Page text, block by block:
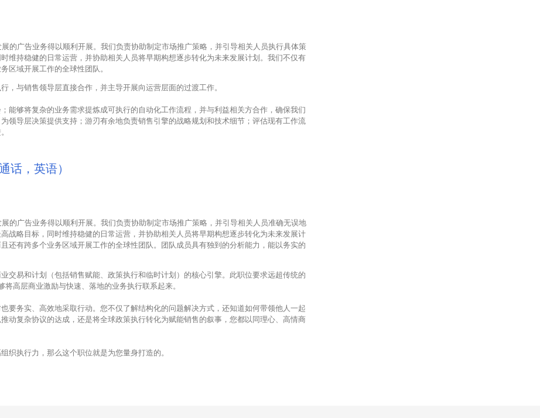
的广告业务得以顺利开展。我们负责协助制定市场推广策略，并引导相关人员执行具体策
维持稳健的日常运营，并协助相关人员将早期构想逐步转化为未来发展计划。我们不仅有
区域开展工作的全球性团队。
，与销售领导层直接合作，并主导开展向运营层面的过渡工作。
能够将复杂的业务需求提炼成可执行的自动化工作流程，并与利益相关方合作，确保我们
领导层决策提供支持；游刃有余地负责销售引擎的战略规划和技术细节；评估现有工作流
话，英语）
的广告业务得以顺利开展。我们负责协助制定市场推广策略，并引导相关人员准确无误地
战略目标，同时维持稳健的日常运营，并协助相关人员将早期构想逐步转化为未来发展计
还有跨多个业务区域开展工作的全球性团队。团队成员具有独到的分析能力，能以务实的
交易和计划（包括销售赋能、政策执行和临时计划）的核心引擎。此职位要求远超传统的
高层商业激励与快速、落地的业务执行联系起来。
要务实、高效地采取行动。您不仅了解结构化的问题解决方式，还知道如何带领他人一起
动复杂协议的达成，还是将全球政策执行转化为赋能销售的叙事，您都以同理心、高情商
织执行力，那么这个职位就是为您量身打造的。